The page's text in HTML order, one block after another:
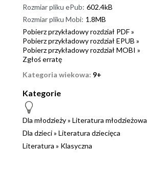
Rozmiar pliku ePub: 602.4kB
Rozmiar pliku Mobi: 1.8MB
Pobierz przykładowy rozdział PDF »
Pobierz przykładowy rozdział EPUB »
Pobierz przykładowy rozdział MOBI »
Zgłoś erratę
Kategoria wiekowa: 9+
Kategorie
Dla młodzieży» Literatura młodzieżowa
Dla dzieci» Literatura dziecięca
Literatura » Klasyczna